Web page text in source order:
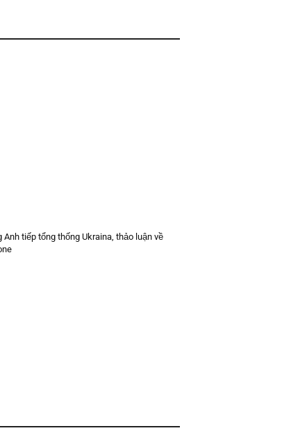
tiếp tổng thống Ukraina, thảo luận về